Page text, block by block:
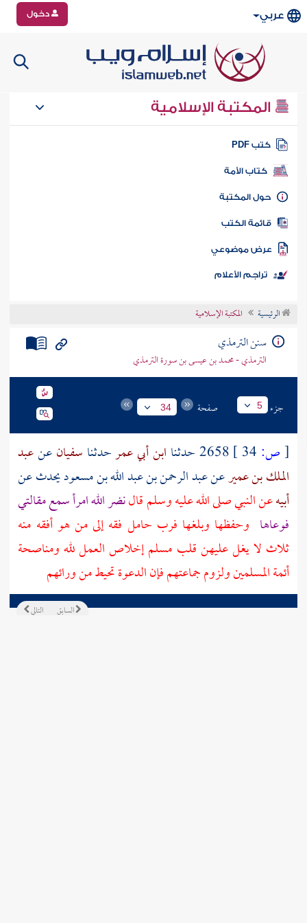
عربي دخول
المكتبة الإسلامية
كتب PDF
كتاب الأمة
المكتبة
الكتب
موضوعي
تراجم الأعلام
الرئيسية المكتبة الإسلامية
سنن الترمذي
الترمذي - محمد بن عيسى بن سورة الترمذي
جزء 5 صفحة 34
[ص: 2658 حدثنا ابن أبي عمرحدثنا سفيانعنعبد
الملك بن عميرعنعبد الرحمن بن عبد الله بن مسعوديحدث عن
أبيهعن النبي صلى الله عليه وسلم قالنضر الله امرأ سمع مقالتي
فوعاها وحفظها وبلغها فرب حامل فقه إلى من هو أفقه منه
ثلاث لا يغل عليهن قلب مسلم إخلاص العمل لله ومناصحة
أئمة المسلمين ولزوم جماعتهم فإن الدعوة تحيط من ورائهم
التالي السابق